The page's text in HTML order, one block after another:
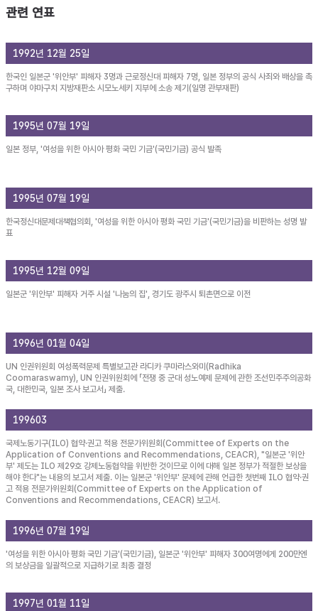
관련 연표
1992년 12월 25일
한국인 일본군 '위안부' 피해자 3명과 근로정신대 피해자 7명, 일본 정부의 공식 사죄와 배상을 촉
구하며 야마구치 지방재판소 시모노세키 지부에 소송 제기(일명 관부재판)
1995년 07월 19일
일본 정부, '여성을 위한 아시아 평화 국민 기금'(국민기금) 공식 발족
1995년 07월 19일
한국정신대문제대책협의회, '여성을 위한 아시아 평화 국민 기금'(국민기금)을 비판하는 성명 발
표
1995년 12월 09일
일본군 '위안부' 피해자 거주 시설 '나눔의 집', 경기도 광주시 퇴촌면으로 이전
1996년 01월 04일
UN 인권위원회 여성폭력문제 특별보고관 라디카 쿠마라스와미(Radhika
Coomaraswamy), UN 인권위원회에 「전쟁 중 군대 성노예제 문제에 관한 조선민주주의공화
국, 대한민국, 일본 조사 보고서」 제출.
199603
국제노동기구(ILO) 협약·권고 적용 전문가위원회(Committee of Experts on the
Application of Conventions and Recommendations, CEACR), "일본군 '위안
부' 제도는 ILO 제29호 강제노동협약을 위반한 것이므로 이에 대해 일본 정부가 적절한 보상을
해야 한다"는 내용의 보고서 제출. 이는 일본군 '위안부' 문제에 관해 언급한 첫번째 ILO 협약·권
고 적용 전문가위원회(Committee of Experts on the Application of
Conventions and Recommendations, CEACR) 보고서.
1996년 07월 19일
'여성을 위한 아시아 평화 국민 기금'(국민기금), 일본군 '위안부' 피해자 300여명에게 200만엔
의 보상금을 일괄적으로 지급하기로 최종 결정
1997년 01월 11일